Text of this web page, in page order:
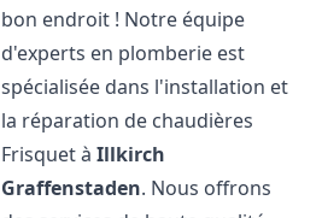
bon endroit ! Notre équipe
d'experts en plomberie est
spécialisée dans l'installation et
la réparation de chaudières
Frisquet àIllkirch
Graffenstaden. Nous offrons